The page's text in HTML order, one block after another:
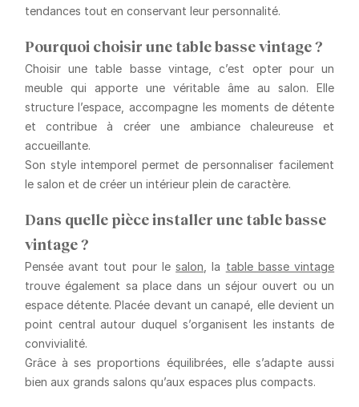
tendances tout en conservant leur personnalité.
Pourquoi choisir une table basse vintage ?
Choisir une table basse vintage, c’est opter pour un
meuble qui apporte une véritable âme au salon. Elle
structure l’espace, accompagne les moments de détente
et contribue à créer une ambiance chaleureuse et
accueillante.
Son style intemporel permet de personnaliser facilement
le salon et de créer un intérieur plein de caractère.
Dans quelle pièce installer une table basse
vintage ?
Pensée avant tout pour lesalon , la table basse vintage
trouve également sa place dans un séjour ouvert ou un
espace détente. Placée devant un canapé, elle devient un
point central autour duquel s’organisent les instants de
convivialité.
Grâce à ses proportions équilibrées, elle s’adapte aussi
bien aux grands salons qu’aux espaces plus compacts.